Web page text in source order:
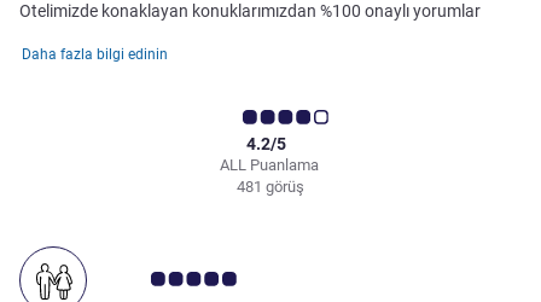
Otelimizde konaklayan konuklarımızdan %100 onaylı yorumlar
Daha fazla bilgi edinin
ALL Puanlama
4.2/5
481 görüş
Avis müşterileri puanı 5.0/5